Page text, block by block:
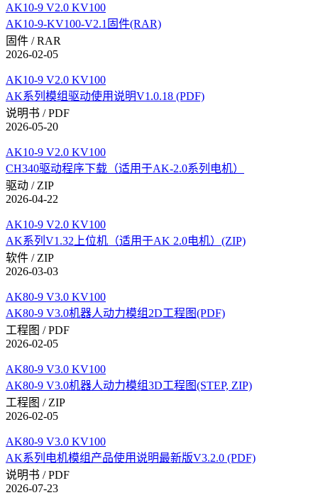
AK10-9 V2.0 KV100
AK10-9-KV100-V2.1固件(RAR)
固件 / RAR
2026-02-05
AK10-9 V2.0 KV100
AK系列模组驱动使用说明V1.0.18 (PDF)
说明书 / PDF
2026-05-20
AK10-9 V2.0 KV100
CH340驱动程序下载（适用于AK-2.0系列电机）
驱动 / ZIP
2026-04-22
AK10-9 V2.0 KV100
AK系列V1.32上位机（适用于AK 2.0电机）(ZIP)
软件 / ZIP
2026-03-03
AK80-9 V3.0 KV100
AK80-9 V3.0机器人动力模组2D工程图(PDF)
工程图 / PDF
2026-02-05
AK80-9 V3.0 KV100
AK80-9 V3.0机器人动力模组3D工程图(STEP, ZIP)
工程图 / ZIP
2026-02-05
AK80-9 V3.0 KV100
AK系列电机模组产品使用说明最新版V3.2.0 (PDF)
说明书 / PDF
2026-07-23